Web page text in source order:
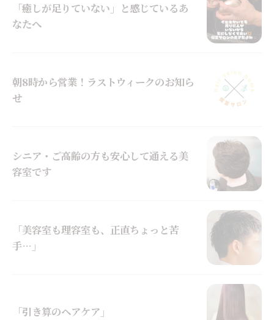
「癒しが足りていない」と感じているあ
なたへ
朝8時から営業！ラストウィークのお知ら
せ
シニア・ご高齢の方も安心して通える美
容室です
「美容室も理容室も、正直ちょっと苦
手…」
「引き算のヘアケア」